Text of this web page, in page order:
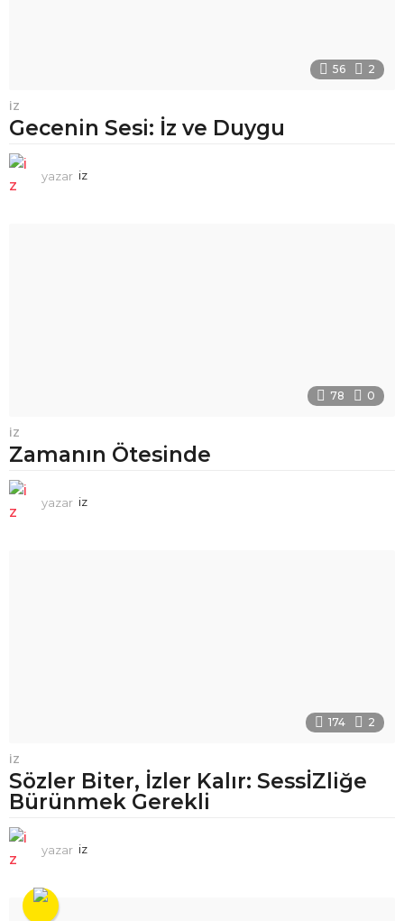
56 2
İZ
Gecenin Sesi: İz ve Duygu
yazar iz
78 0
İZ
Zamanın Ötesinde
yazar iz
174 2
İZ
Sözler Biter, İzler Kalır: SessİZliğe
Bürünmek Gerekli
yazar iz